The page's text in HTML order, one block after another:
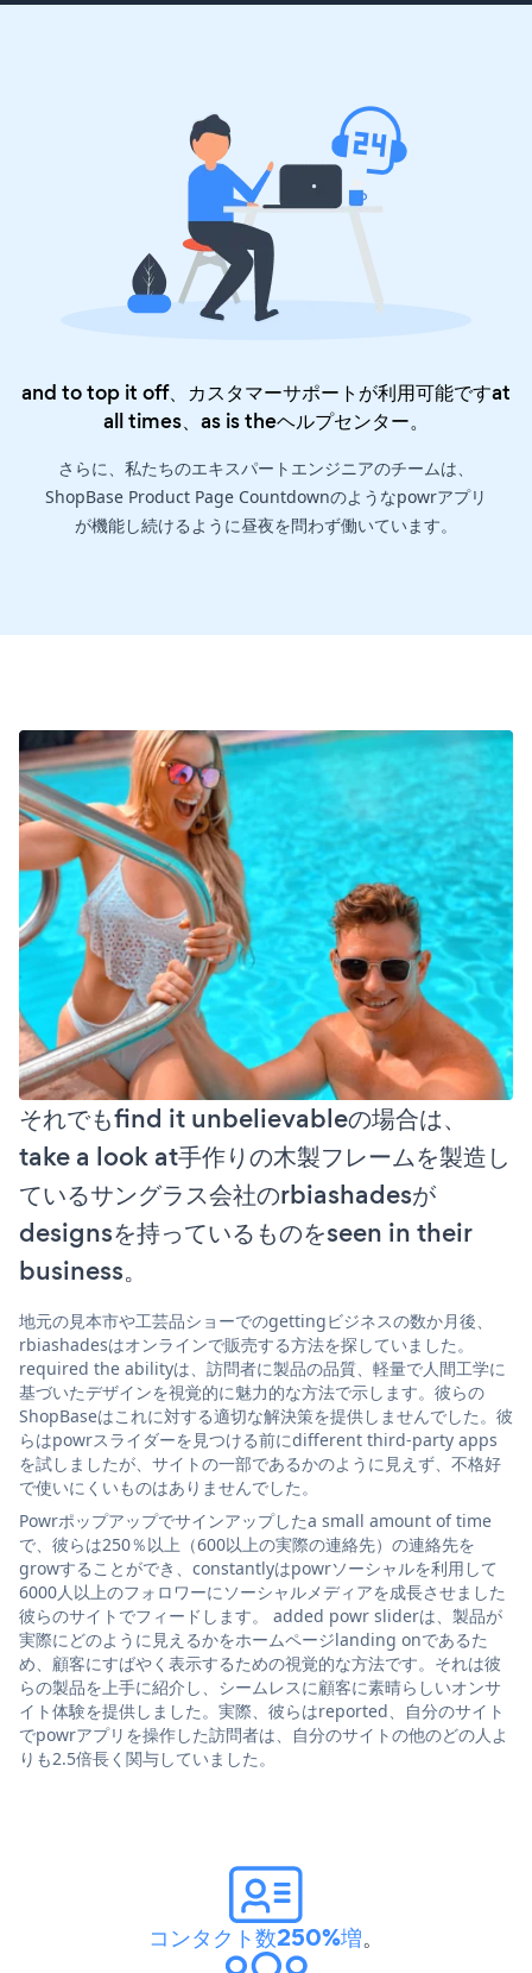
and to top it off、カスタマーサポートが利用可能ですat
all times、as is theヘルプセンター。
さらに、私たちのエキスパートエンジニアのチームは、
ShopBase Product Page Countdownのようなpowrアプリ
が機能し続けるように昼夜を問わず働いています。
それでもfind it unbelievableの場合は、
take a look at手作りの木製フレームを製造し
ているサングラス会社のrbiashadesが
designsを持っているものをseen in their
business。
地元の見本市や工芸品ショーでのgettingビジネスの数か月後、
rbiashadesはオンラインで販売する方法を探していました。
required the abilityは、訪問者に製品の品質、軽量で人間工学に
基づいたデザインを視覚的に魅力的な方法で示します。彼らの
ShopBaseはこれに対する適切な解決策を提供しませんでした。彼
らはpowrスライダーを見つける前にdifferent third-party apps
を試しましたが、サイトの一部であるかのように見えず、不格好
で使いにくいものはありませんでした。
Powrポップアップでサインアップしたa small amount of time
で、彼らは250％以上（600以上の実際の連絡先）の連絡先を
growすることができ、constantlyはpowrソーシャルを利用して
6000人以上のフォロワーにソーシャルメディアを成長させました
彼らのサイトでフィードします。 added powr sliderは、製品が
実際にどのように見えるかをホームページlanding onであるた
め、顧客にすばやく表示するための視覚的な方法です。それは彼
らの製品を上手に紹介し、シームレスに顧客に素晴らしいオンサ
イト体験を提供しました。実際、彼らはreported、自分のサイト
でpowrアプリを操作した訪問者は、自分のサイトの他のどの人よ
りも2.5倍長く関与していました。
コンタクト数250%増。